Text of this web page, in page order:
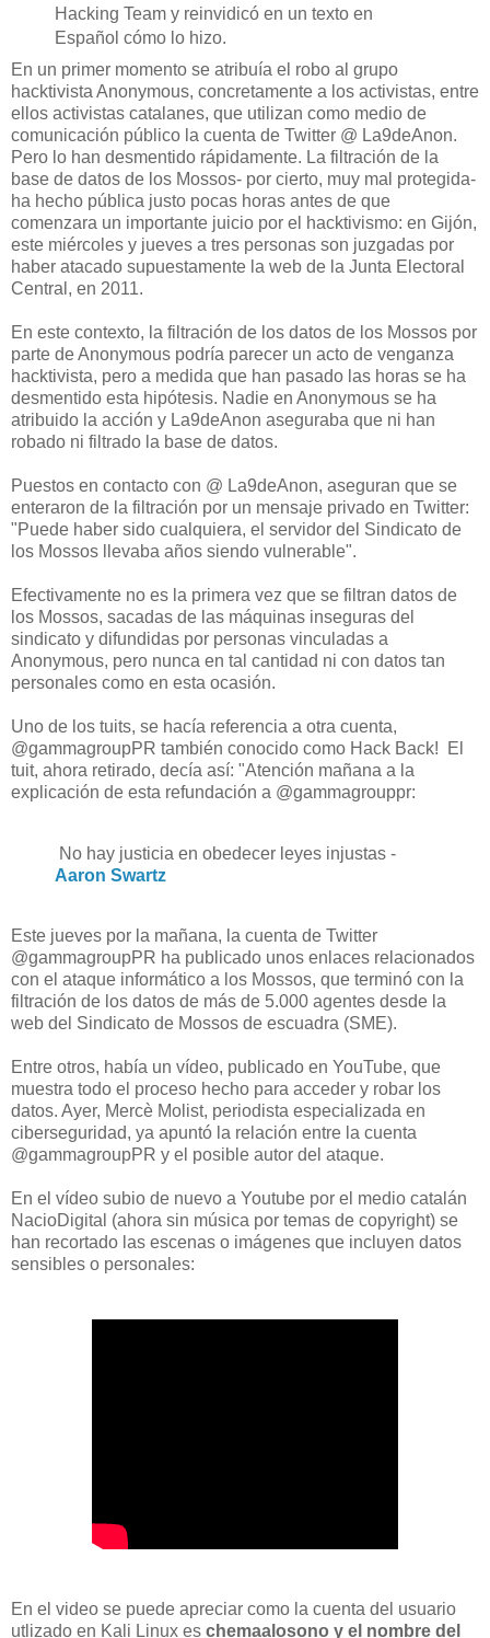
Hacking Team y reinvidicó en un texto en
Español cómo lo hizo.
En un primer momento se atribuía el robo al grupo
hacktivista Anonymous, concretamente a los activistas, entre
ellos activistas catalanes, que utilizan como medio de
comunicación público la cuenta de Twitter @ La9deAnon.
Pero lo han desmentido rápidamente. La filtración de la
base de datos de los Mossos- por cierto, muy mal protegida-
ha hecho pública justo pocas horas antes de que
comenzara un importante juicio por el hacktivismo: en Gijón,
este miércoles y jueves a tres personas son juzgadas por
haber atacado supuestamente la web de la Junta Electoral
Central, en 2011.
En este contexto, la filtración de los datos de los Mossos por
parte de Anonymous podría parecer un acto de venganza
hacktivista, pero a medida que han pasado las horas se ha
desmentido esta hipótesis. Nadie en Anonymous se ha
atribuido la acción y La9deAnon aseguraba que ni han
robado ni filtrado la base de datos.
Puestos en contacto con @ La9deAnon, aseguran que se
enteraron de la filtración por un mensaje privado en Twitter:
"Puede haber sido cualquiera, el servidor del Sindicato de
los Mossos llevaba años siendo vulnerable".
Efectivamente no es la primera vez que se filtran datos de
los Mossos, sacadas de las máquinas inseguras del
sindicato y difundidas por personas vinculadas a
Anonymous, pero nunca en tal cantidad ni con datos tan
personales como en esta ocasión.
Uno de los tuits, se hacía referencia a otra cuenta,
@gammagroupPR también conocido como Hack Back! El
tuit, ahora retirado, decía así: "Atención mañana a la
explicación de esta refundación a @gammagrouppr:
No hay justicia en obedecer leyes injustas -
Aaron Swartz
Este jueves por la mañana, la cuenta de Twitter
@gammagroupPR ha publicado unos enlaces relacionados
con el ataque informático a los Mossos, que terminó con la
filtración de los datos de más de 5.000 agentes desde la
web del Sindicato de Mossos de escuadra (SME).
Entre otros, había un vídeo, publicado en YouTube, que
muestra todo el proceso hecho para acceder y robar los
datos. Ayer, Mercè Molist, periodista especializada en
ciberseguridad, ya apuntó la relación entre la cuenta
@gammagroupPR y el posible autor del ataque.
En el vídeo subio de nuevo a Youtube por el medio catalán
NacioDigital (ahora sin música por temas de copyright) se
han recortado las escenas o imágenes que incluyen datos
sensibles o personales:
En el video se puede apreciar como la cuenta del usuario
utlizado en Kali Linux es chemaalosono y el nombre del